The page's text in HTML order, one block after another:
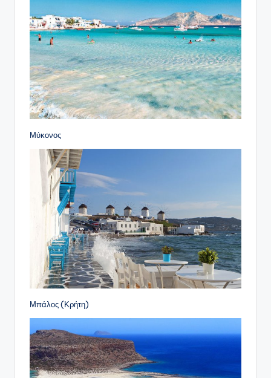
Μύκονος
Μπάλος (Κρήτη)